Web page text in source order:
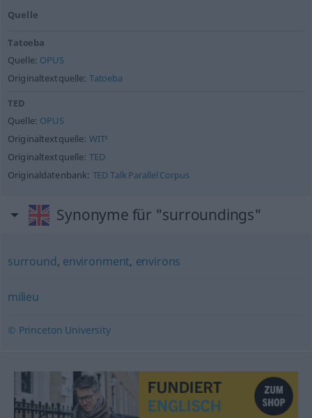
Quelle
Tatoeba
Quelle: OPUS
Originaltextquelle: Tatoeba
TED
Quelle: OPUS
Originaltextquelle: WIT³
Originaltextquelle: TED
Originaldatenbank: TED Talk Parallel Corpus
Synonyme für "surroundings"
surround, environment, environs
milieu
© Princeton University